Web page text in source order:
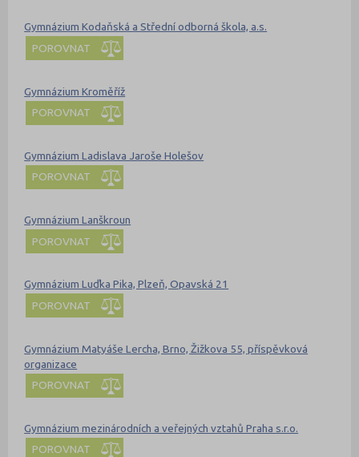
Gymnázium Kodaňská a Střední odborná škola, a.s.
POROVNAT
Gymnázium Kroměříž
POROVNAT
Gymnázium Ladislava Jaroše Holešov
POROVNAT
Gymnázium Lanškroun
POROVNAT
Gymnázium Luďka Pika, Plzeň, Opavská 21
POROVNAT
Gymnázium Matyáše Lercha, Brno, Žižkova 55, příspěvková
organizace
POROVNAT
Gymnázium mezinárodních a veřejných vztahů Praha s.r.o.
POROVNAT